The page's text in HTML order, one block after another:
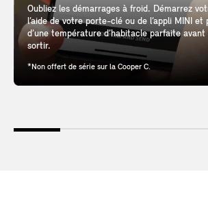
Oubliez les démarrages à froid. Démarrez
l’aide de votre porte-clé ou de l’appli MINI et
d’une température d’habitacle parfaite
sortir.
*Non offert de série sur la Cooper C.